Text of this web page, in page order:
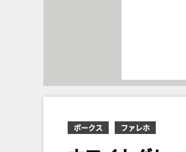
ボークス ファレホ